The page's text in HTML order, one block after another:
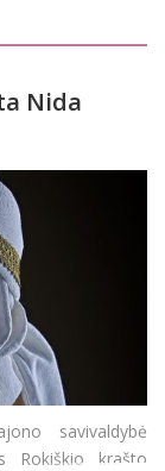
autorių ir
Nida
savivaldybė
Rokiškio krašto